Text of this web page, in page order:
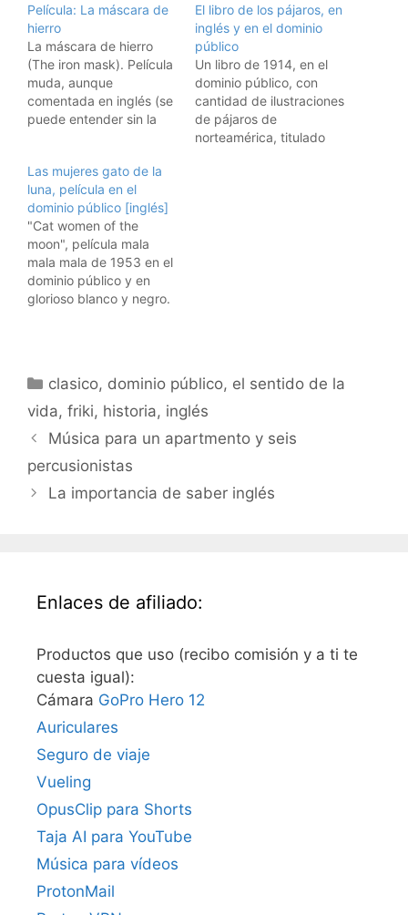
Película: La máscara de
hierro
La máscara de hierro
(The iron mask). Película
muda, aunque
comentada en inglés (se
puede entender sin la
Basada en la novela del
mismo título de Alejandro
Dumas, con D'Artagnan
y todo. Y no, Leonardo
Di Caprio no actúa en
esta .... :)…
El libro de los pájaros, en
inglés y en el dominio
público
Un libro de 1914, en el
dominio público, con
cantidad de ilustraciones
de pájaros de
norteamérica, titulado
Las mujeres gato de la
luna, película en el
dominio público [inglés]
"Cat women of the
moon", película mala
mala mala de 1953 en el
dominio público y en
glorioso blanco y negro.
.... no demasiado
tecnológicas, parecen
conocida marca sueca
....
Categorías
clasico, dominio público, el sentido de la
vida, friki, historia, inglés
Música para un apartmento y seis
percusionistas
La importancia de saber inglés
Enlaces de afiliado:
Productos que uso (recibo comisión y a ti te
cuesta igual):
Cámara GoPro Hero 12
Auriculares
Seguro de viaje
Vueling
OpusClip para Shorts
Taja AI para YouTube
Música para vídeos
ProtonMail